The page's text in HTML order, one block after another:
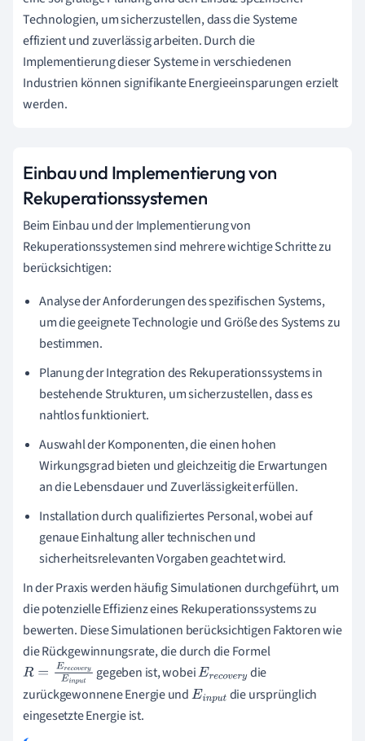
Technologien, um sicherzustellen, dass die Systeme
effizient und zuverlässig arbeiten. Durch die
Implementierung dieser Systeme in verschiedenen
Industrien können signifikante Energieeinsparungen erzielt
werden.
Einbau und Implementierung von
Rekuperationssystemen
Beim Einbau und der Implementierung von
Rekuperationssystemen sind mehrere wichtige Schritte zu
berücksichtigen:
Analyse der Anforderungen des spezifischen Systems,
um die geeignete Technologie und Größe des Systems zu
bestimmen.
Planung der Integration des Rekuperationssystems in
bestehende Strukturen, um sicherzustellen, dass es
nahtlos funktioniert.
Auswahl der Komponenten, die einen hohen
Wirkungsgrad bieten und gleichzeitig die Erwartungen
an die Lebensdauer und Zuverlässigkeit erfüllen.
Installation durch qualifiziertes Personal, wobei auf
genaue Einhaltung aller technischen und
sicherheitsrelevanten Vorgaben geachtet wird.
In der Praxis werden häufig Simulationen durchgeführt, um
die potenzielle Effizienz eines Rekuperationssystems zu
bewerten. Diese Simulationen berücksichtigen Faktoren wie
die Rückgewinnungsrate, die durch die Formel
R= Ere covery
Einput
gegeben ist, wobeiErecover
y
die
zurückgewonnene Energie undEinput die ursprünglich
eingesetzte Energie ist.